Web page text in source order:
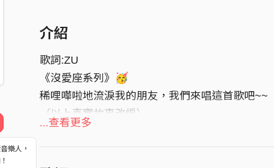
樂人，
介紹
歌詞:ZU
《沒愛座系列》🥳
稀哩嘩啦地流淚我的朋友，我們來唱這首歌吧~~
（以上真實故事改編）
...查看更多